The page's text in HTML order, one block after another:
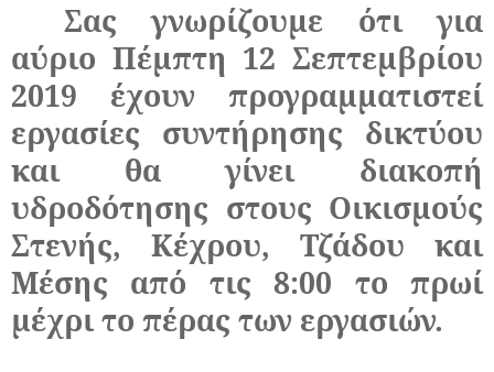
Σας γνωρίζουμε ότι για
αύριο Πέμπτη 12 Σεπτεμβρίου
2019 έχουν προγραμματιστεί
εργασίες συντήρησης δικτύου
και θα γίνει διακοπή
υδροδότησης στους Οικισμούς
Στενής, Κέχρου, Τζάδου και
Μέσης από τις 8:00 το πρωί
μέχρι το πέρας των εργασιών.